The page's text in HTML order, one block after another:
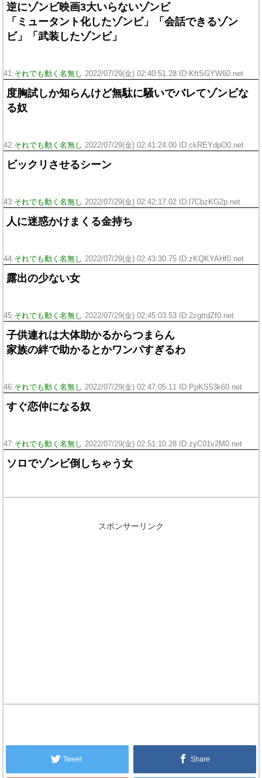
逆にゾンビ映画3大いらないゾンビ
「ミュータント化したゾンビ」「会話できるゾン
ビ」「武装したゾンビ」
41:それでも動く名無し 2022/07/29(金) 02:40:51.28 ID:KftSGYW60.net
度胸試しか知らんけど無駄に騒いでバレてゾンビな
る奴
42:それでも動く名無し 2022/07/29(金) 02:41:24.00 ID:ckREYdpO0.net
ビックリさせるシーン
43:それでも動く名無し 2022/07/29(金) 02:42:17.02 ID:l7CbzKG2p.net
人に迷惑かけまくる金持ち
44:それでも動く名無し 2022/07/29(金) 02:43:30.75 ID:zKQKYAHf0.net
露出の少ない女
45:それでも動く名無し 2022/07/29(金) 02:45:03.53 ID:2zgttdZf0.net
子供連れは大体助かるからつまらん
家族の絆で助かるとかワンパすぎるわ
46:それでも動く名無し 2022/07/29(金) 02:47:05.11 ID:PpKS53k60.net
すぐ恋仲になる奴
47:それでも動く名無し 2022/07/29(金) 02:51:10.28 ID:zyC01v2M0.net
ソロでゾンビ倒しちゃう女
スポンサーリンク
Tweet Share